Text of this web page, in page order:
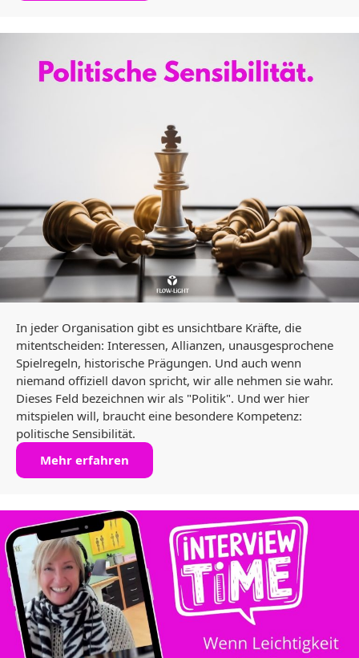
In jeder Organisation gibt es unsichtbare Kräfte, die
mitentscheiden: Interessen, Allianzen, unausgesprochene
Spielregeln, historische Prägungen. Und auch wenn
niemand offiziell davon spricht, wir alle nehmen sie wahr.
Dieses Feld bezeichnen wir als "Politik". Und wer hier
mitspielen will, braucht eine besondere Kompetenz:
politische Sensibilität.
Mehr erfahren